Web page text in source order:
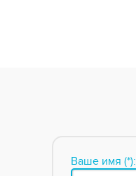
Ваше имя (*):